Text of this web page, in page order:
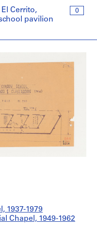
0
Cerrito,
pavilion
1937-1979
Chapel, 1949-1962